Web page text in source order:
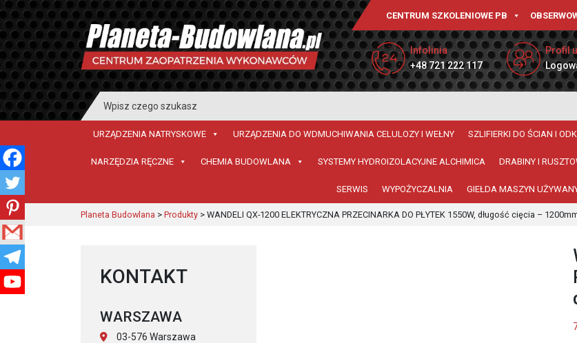
CENTRUM SZKOLENIOWE PB
Infolinia
+48 721 222 117
Profil
Search
for:
URZĄDZENIA NATRYSKOWE URZĄDZENIA DO WDMUCHIWANIA CELULOZY I WEŁNY SZLIFIERKI DO ŚCIAN I
NARZĘDZIA RĘCZNE CHEMIA BUDOWLANA SYSTEMY HYDROIZOLACYJNE ALCHIMICA DRABINY I
SERWIS WYPOŻYCZALNIA GIEŁDA MASZYN
Planeta Budowlana > Produkty > WANDELI QX-1200 ELEKTRYCZNA PRZECINARKA DO PŁYTEK 1550W, długość cięcia –
KONTAKT
WARSZAWA
03-576 Warszawa